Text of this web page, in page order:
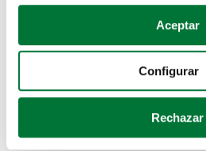
Si lo permite, también quisiéramos:
Recopilar información sobre
Identificar su dispositivo
para buscar características
Obtenga más información sobre
Aceptar
Configurar
Rechazar
Coches de segunda mano
Coches de km0